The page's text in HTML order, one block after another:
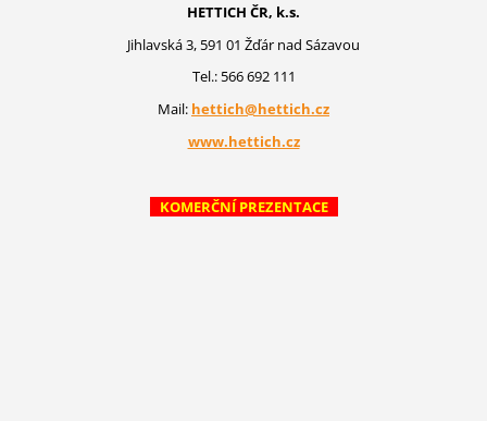
HETTICH ČR, k.s.
Jihlavská 3, 591 01 Žďár nad Sázavou
Tel.: 566 692 111
Mail: hettich@hettich.cz
www.hettich.cz
KOMERČNÍ PREZENTACE